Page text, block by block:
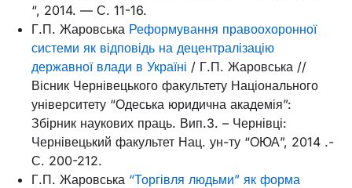
“, 2014. –– С. 11-16.
Г.П. Жаровська Реформування правоохоронної
системи як відповідь на децентралізацію
державної влади в Україні / Г.П. Жаровська //
Вісник Чернівецького факультету Національного
університету “Одеська юридична академія”:
Збірник наукових праць. Вип.3. – Чернівці:
Чернівецький факультет Нац. ун-ту “ОЮА”, 2014 .-
С. 200-212.
Г.П. Жаровська “Торгівля людьми” як форма